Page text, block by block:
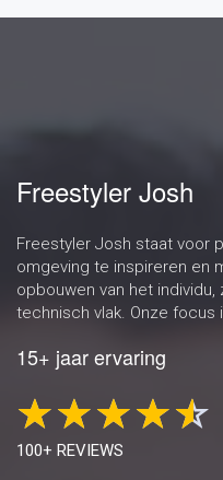
Freestyler Josh
Freestyler Josh staat voor
omgeving te inspireren en
opbouwen van het
technisch vlak. Onze focus
15+ jaar ervaring
100+ REVIEWS